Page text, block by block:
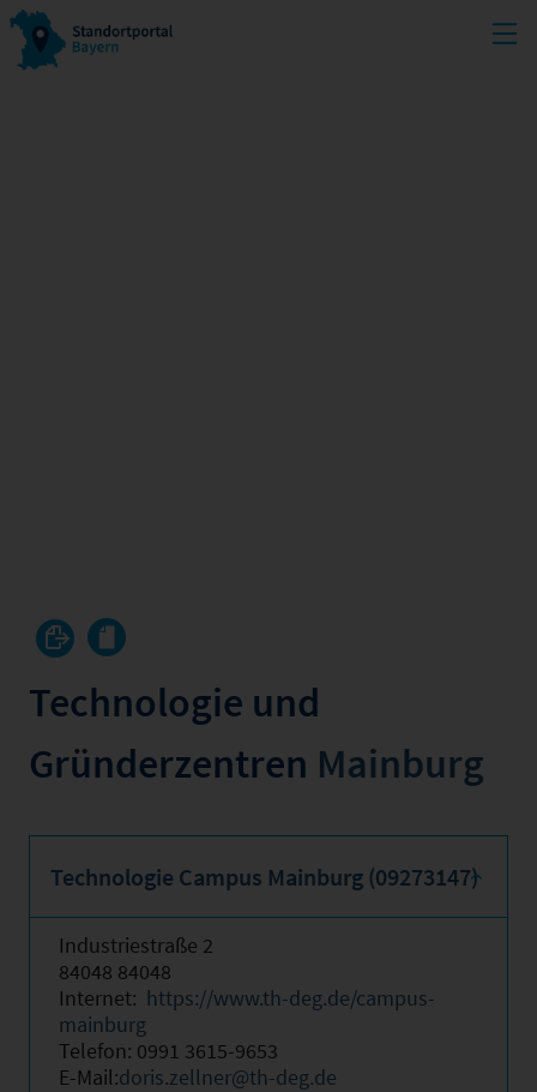
Technologie und
Gründerzentren Mainburg
Technologie Campus Mainburg (09273147)
Industriestraße 2
84048 84048
Internet: https://www.th-deg.de/campus-
mainburg
Telefon: 0991 3615-9653
E-Mail:doris.zellner@th-deg.de